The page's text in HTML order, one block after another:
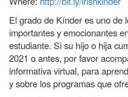
El grado de Kínder es uno de
importantes y emocionantes
estudiante. Si su hijo o hija
2021 o antes, por favor
informativa virtual, para
y sobre los programas que